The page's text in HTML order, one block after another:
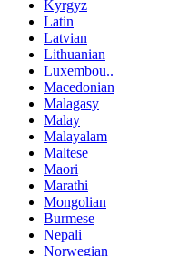
Kyrgyz
Latin
Latvian
Lithuanian
Luxembou..
Macedonian
Malagasy
Malay
Malayalam
Maltese
Maori
Marathi
Mongolian
Burmese
Nepali
Norwegian